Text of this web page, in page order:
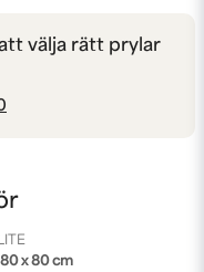
välja rätt prylar
x 80 cm